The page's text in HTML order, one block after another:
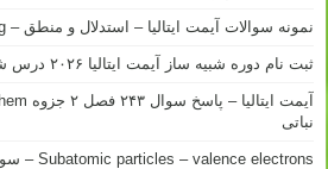
نمونه سوالات آیمت ایتالیا – استدلال و منطق – Logical reasoning – پارت ۵
ثبت نام دوره شبیه ساز آیمت ایتالیا ۲۰۲۶ درس شیمی IMAT استاد نباتی
نباتی